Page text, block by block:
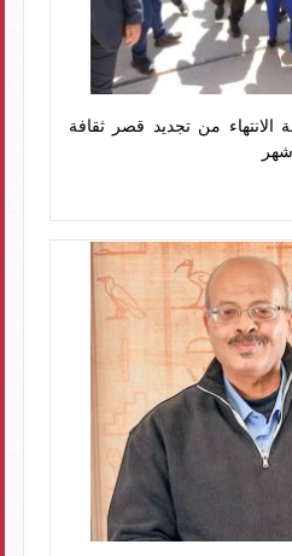
الانتهاء من تجديد قصر ثقافة